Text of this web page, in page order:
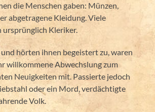
die Menschen gaben: Münzen,
abgetragene Kleidung. Viele
ursprünglich Kleriker.
hörten ihnen begeistert zu, waren
willkommene Abwechslung zum
Neuigkeiten mit. Passierte jedoch
oder ein Mord, verdächtigte
Volk.